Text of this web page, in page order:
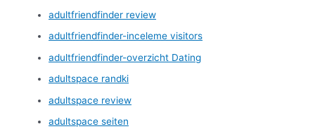
adultfriendfinder review
adultfriendfinder-inceleme visitors
adultfriendfinder-overzicht Dating
adultspace randki
adultspace review
adultspace seiten